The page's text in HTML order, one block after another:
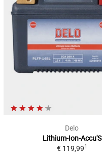
Delo
Lithium-Ion-Accu'S
€ 119,991